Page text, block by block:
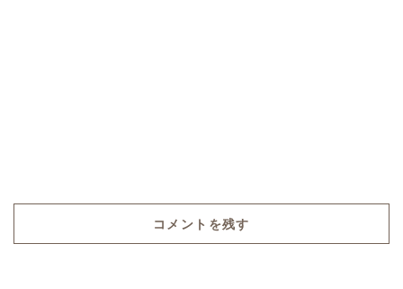
コメントを残す